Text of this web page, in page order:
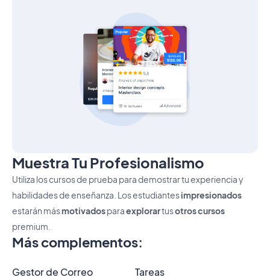
Más complementos:
Gestor de Correo
Tareas
Muestra Tu Profesionalismo
Utiliza los cursos de prueba para demostrar tu experiencia y
habilidades de enseñanza. Los estudiantesimpresionados
estarán másmotivadosparaexplorartusotros cursos
premium.